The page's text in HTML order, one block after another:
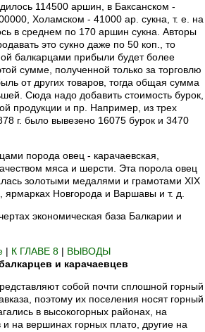
114500 аршин, в Баксанском -
Холамском - 41000 ар. сукна, т. е. на
в среднем по 170 аршин сукна. Авторы
это сукно даже по 50 коп., то
балкарцами прибыли будет более
сумме, полученной только за торговлю
от других товаров, тогда общая сумма
Сюда надо добавить стоимость бурок,
продукции и пр. Например, из трех
г. было вывезено 16075 бурок и 3470
порода овец - карачаевская,
мяса и шерсти. Эта порола овец
золотыми медалями и грамотами XIX
ярмарках Новгорода и Варшавы и т. д.
экономическая база Балкарии и
| К ГЛАВЕ 8 | ВЫВОДЫ
и карачаевцев
собой почти сплошной горный
поэтому их поселения носят горный
в высокогорных районах, на
и на вершинах горных плато, другие на